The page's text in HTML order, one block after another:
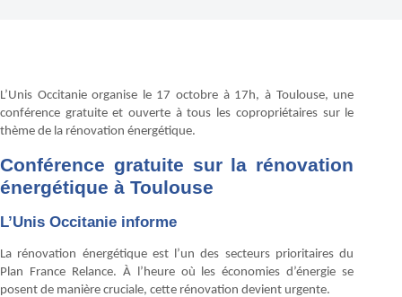
L’Unis Occitanie organise le 17 octobre à 17h, à Toulouse, une
conférence gratuite et ouverte à tous les copropriétaires sur le
thème de la rénovation énergétique.
Conférence gratuite sur la rénovation
énergétique à Toulouse
L’Unis Occitanie informe
La rénovation énergétique est l’un des secteurs prioritaires du
Plan France Relance. À l’heure où les économies d’énergie se
posent de manière cruciale, cette rénovation devient urgente.